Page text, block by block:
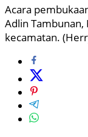
Acara
Adlin Tambunan,
kecamatan.